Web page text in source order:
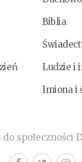
Biblia
Ludzie i
Imiona i
do społeczności